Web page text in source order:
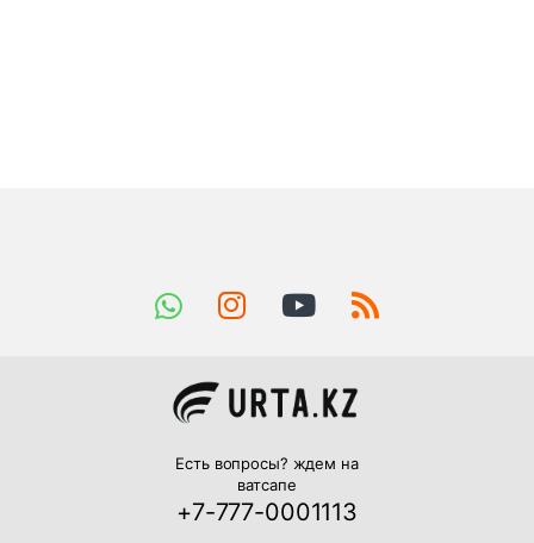
Есть вопросы? ждем на
ватсапе
+7-777-0001113